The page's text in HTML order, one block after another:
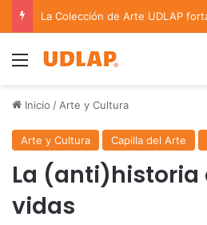
Menu
Inicio / Arte y Cultura
Arte y Cultura Capilla del Arte
La (anti)historia
vidas